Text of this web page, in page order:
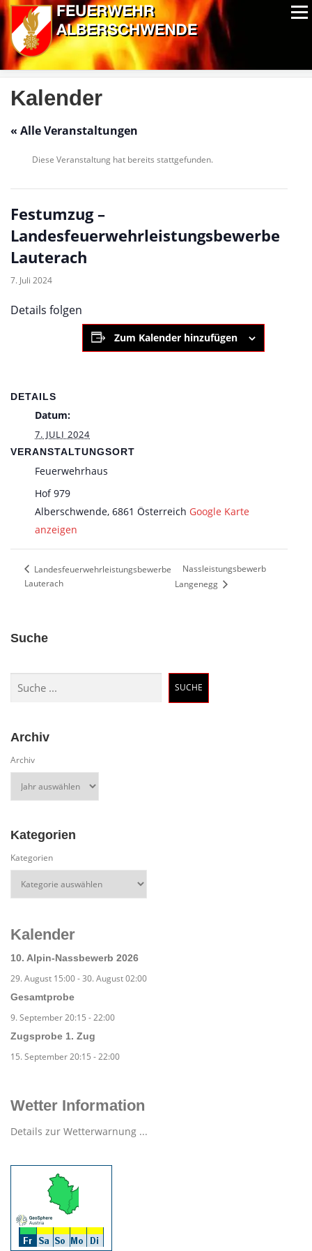
Zum
Inhalt
springen
Menü
ALPIN-NASSWETTBEWERB MITGLIEDER
Kalender
« Alle Veranstaltungen
Diese Veranstaltung hat bereits stattgefunden.
Festumzug –
Landesfeuerwehrleistungsbewerbe
Lauterach
7. Juli 2024
Details folgen
Zum Kalender hinzufügen
DETAILS
Datum:
7. JULI 2024
VERANSTALTUNGSORT
Feuerwehrhaus
Hof 979
Alberschwende, 6861 Österreich Google Karte
anzeigen
Landesfeuerwehrleistungsbewerbe
Lauterach
Nassleistungsbewerb
Langenegg
Suche
SUCHE
Archiv
Archiv
Kategorien
Kategorien
Kalender
10. Alpin-Nassbewerb 2026
29. August 15:00-30. August 02:00
Gesamtprobe
9. September 20:15 -22:00
Zugsprobe 1. Zug
15. September 20:15 -22:00
Wetter Information
Details zur Wetterwarnung ...